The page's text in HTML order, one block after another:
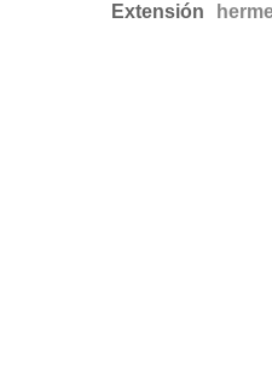
Extensión